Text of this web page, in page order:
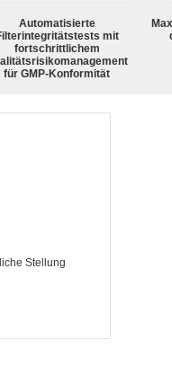
Automatisierte
mit
fortschrittlichem
für GMP-Konformität
Stellung